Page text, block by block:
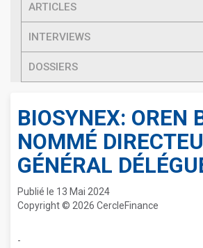
ARTICLES
INTERVIEWS
DOSSIERS
BIOSYNEX: OREN
NOMMÉ
GÉNÉRAL
Publié le 13 Mai 2024
Copyright © 2026 CercleFinance
-